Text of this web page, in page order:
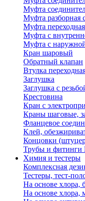
Муфта
Муфта разборная
Муфта
Муфта с
Муфта с
Кран шаровый
Обратный клапан
Втулка
Заглушка
Заглушка с
Крестовина
Кран с
Краны шаговые,
Фланцевое
Клей,
Концовки
Трубы и
Химия и тестеры
Комплексная
Тестеры, тест-
На основе хлора,
На основе хлора,